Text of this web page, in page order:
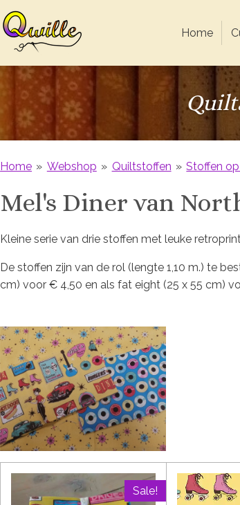
Home
Home » Webshop » Quiltstoffen » Stoffen
Mel's Diner van
Kleine serie van drie stoffen met leuke
De stoffen zijn van de rol (lengte 1,10 m.) te
cm) voor € 4,50 en als fat eight (25 x 55 cm)
Sale!